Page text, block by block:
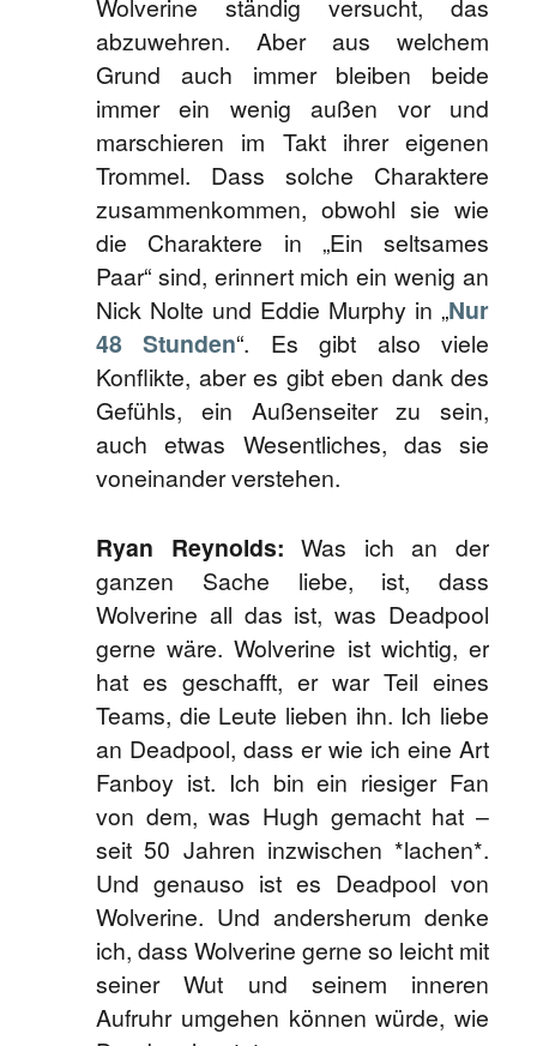
Wolverine ständig versucht, das
abzuwehren. Aber aus welchem
Grund auch immer bleiben beide
immer ein wenig außen vor und
marschieren im Takt ihrer eigenen
Trommel. Dass solche Charaktere
zusammenkommen, obwohl sie wie
die Charaktere in „Ein seltsames
Paar“ sind, erinnert mich ein wenig an
Nick Nolte und Eddie Murphy in „Nur
48 Stunden“. Es gibt also viele
Konflikte, aber es gibt eben dank des
Gefühls, ein Außenseiter zu sein,
auch etwas Wesentliches, das sie
voneinander verstehen.
Ryan Reynolds: Was ich an der
ganzen Sache liebe, ist, dass
Wolverine all das ist, was Deadpool
gerne wäre. Wolverine ist wichtig, er
hat es geschafft, er war Teil eines
Teams, die Leute lieben ihn. Ich liebe
an Deadpool, dass er wie ich eine Art
Fanboy ist. Ich bin ein riesiger Fan
von dem, was Hugh gemacht hat –
seit 50 Jahren inzwischen *lachen*.
Und genauso ist es Deadpool von
Wolverine. Und andersherum denke
ich, dass Wolverine gerne so leicht mit
seiner Wut und seinem inneren
Aufruhr umgehen können würde, wie